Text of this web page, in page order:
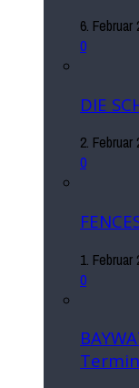
6. Februar
0
DIE
2. Februar
0
1. Februar
0
Termin